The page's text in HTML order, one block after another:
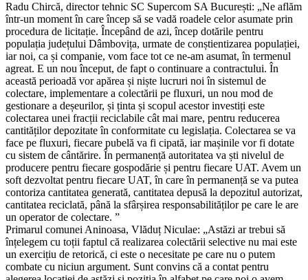
Radu Chircă, director tehnic SC Supercom SA București: „Ne aflăm
într-un moment în care încep să se vadă roadele celor asumate prin
procedura de licitație. Începând de azi, încep dotările pentru
populația județului Dâmbovița, urmate de conștientizarea populației,
iar noi, ca și companie, vom face tot ce ne-am asumat, în termenul
agreat. E un nou început, de fapt o continuare a contractului. În
această perioadă vor apărea și niște lucruri noi în sistemul de
colectare, implementare a colectării pe fluxuri, un nou mod de
gestionare a deșeurilor, și ținta și scopul acestor investiți este
colectarea unei fracții reciclabile cât mai mare, pentru reducerea
cantităților depozitate în conformitate cu legislația. Colectarea se va
face pe fluxuri, fiecare pubelă va fi cipată, iar mașinile vor fi dotate
cu sistem de cântărire. În permanență autoritatea va ști nivelul de
producere pentru fiecare gospodărie și pentru fiecare UAT. Avem un
soft dezvoltat pentru fiecare UAT, în care în permanență se va putea
contoriza cantitatea generată, cantitatea depusă la depozitul autorizat,
cantitatea reciclată, până la sfârșirea responsabilităților pe care le are
un operator de colectare. ”
Primarul comunei Aninoasa, Vlăduț Niculae: „Astăzi ar trebui să
înțelegem cu toții faptul că realizarea colectării selective nu mai este
un exercițiu de retorică, ci este o necesitate pe care nu o putem
combate cu niciun argument. Sunt convins că a contat pentru